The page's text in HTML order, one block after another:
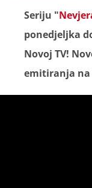
Seriju "
ponedjeljka
Novoj TV!
emitiranja